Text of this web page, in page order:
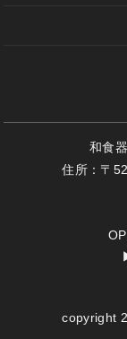
和食
住所：〒
copyright